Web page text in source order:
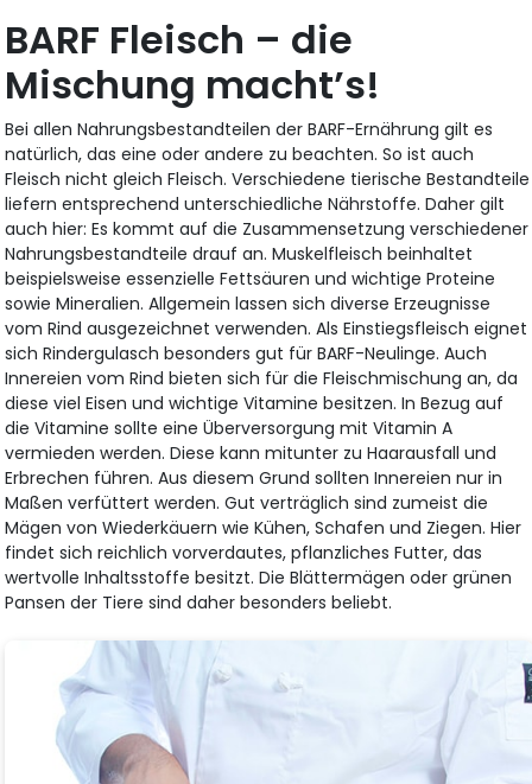
BARF Fleisch – die
Mischung macht’s!
Bei allen Nahrungsbestandteilen der BARF-Ernährung gilt es
natürlich, das eine oder andere zu beachten. So ist auch
Fleisch nicht gleich Fleisch. Verschiedene tierische Bestandteile
liefern entsprechend unterschiedliche Nährstoffe. Daher gilt
auch hier: Es kommt auf die Zusammensetzung verschiedener
Nahrungsbestandteile drauf an. Muskelfleisch beinhaltet
beispielsweise essenzielle Fettsäuren und wichtige Proteine
sowie Mineralien. Allgemein lassen sich diverse Erzeugnisse
vom Rind ausgezeichnet verwenden. Als Einstiegsfleisch eignet
sich Rindergulasch besonders gut für BARF-Neulinge. Auch
Innereien vom Rind bieten sich für die Fleischmischung an, da
diese viel Eisen und wichtige Vitamine besitzen. In Bezug auf
die Vitamine sollte eine Überversorgung mit Vitamin A
vermieden werden. Diese kann mitunter zu Haarausfall und
Erbrechen führen. Aus diesem Grund sollten Innereien nur in
Maßen verfüttert werden. Gut verträglich sind zumeist die
Mägen von Wiederkäuern wie Kühen, Schafen und Ziegen. Hier
findet sich reichlich vorverdautes, pflanzliches Futter, das
wertvolle Inhaltsstoffe besitzt. Die Blättermägen oder grünen
Pansen der Tiere sind daher besonders beliebt.